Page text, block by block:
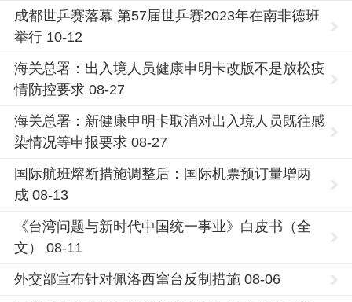
成都世乒赛落幕 第57届世乒赛2023年在南非德班
举行 10-12
海关总署：出入境人员健康申明卡改版不是放松疫
情防控要求 08-27
海关总署：新健康申明卡取消对出入境人员既往感
染情况等申报要求 08-27
国际航班熔断措施调整后：国际机票预订量增两
成 08-13
《台湾问题与新时代中国统一事业》白皮书（全
文） 08-11
外交部宣布针对佩洛西窜台反制措施 08-06